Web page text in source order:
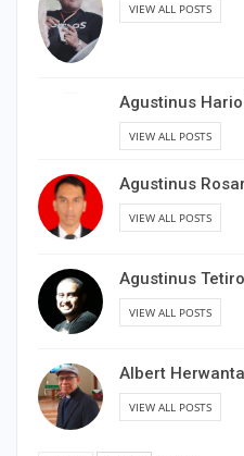
VIEW ALL POSTS
Agustinus
VIEW ALL POSTS
Agustinus
VIEW ALL POSTS
Agustinus Tetiro
VIEW ALL POSTS
Albert
VIEW ALL POSTS